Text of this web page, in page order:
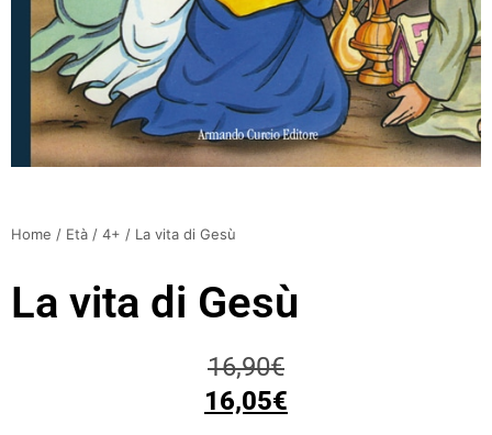
Home / Età / 4+ / La vita di Gesù
La vita di Gesù
16,90€
16,05€